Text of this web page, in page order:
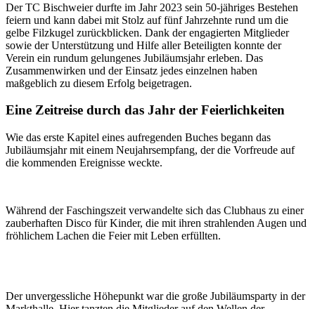
Der TC Bischweier durfte im Jahr 2023 sein 50-jähriges Bestehen
feiern und kann dabei mit Stolz auf fünf Jahrzehnte rund um die
gelbe Filzkugel zurückblicken. Dank der engagierten Mitglieder
sowie der Unterstützung und Hilfe aller Beteiligten konnte der
Verein ein rundum gelungenes Jubiläumsjahr erleben. Das
Zusammenwirken und der Einsatz jedes einzelnen haben
maßgeblich zu diesem Erfolg beigetragen.
Eine Zeitreise durch das Jahr der Feierlichkeiten
Wie das erste Kapitel eines aufregenden Buches begann das
Jubiläumsjahr mit einem Neujahrsempfang, der die Vorfreude auf
die kommenden Ereignisse weckte.
Während der Faschingszeit verwandelte sich das Clubhaus zu einer
zauberhaften Disco für Kinder, die mit ihren strahlenden Augen und
fröhlichem Lachen die Feier mit Leben erfüllten.
Der unvergessliche Höhepunkt war die große Jubiläumsparty in der